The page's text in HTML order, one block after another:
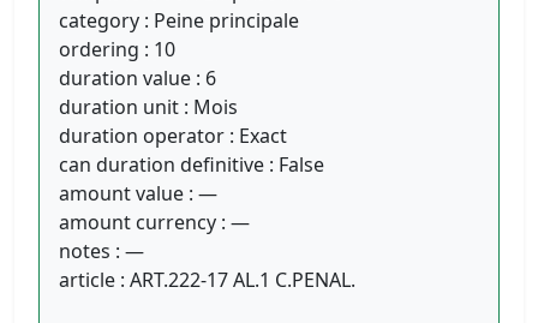
category : Peine principale
ordering : 10
duration value : 6
duration unit : Mois
duration operator : Exact
can duration definitive : False
amount value : —
amount currency : —
notes : —
article : ART.222-17 AL.1 C.PENAL.